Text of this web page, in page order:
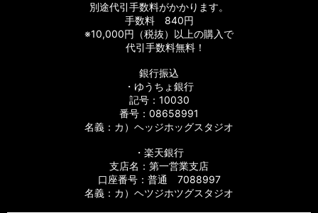
別途代引手数料がかかります。
手数料 840円
※10,000円（税抜）以上の購入で
代引手数料無料！
銀行振込
・ゆうちょ銀行
記号：10030
番号：08658991
名義：カ）ヘッジホッグスタジオ
・楽天銀行
支店名：第一営業支店
口座番号：普通 7088997
名義：カ）ヘツジホツグスタジオ